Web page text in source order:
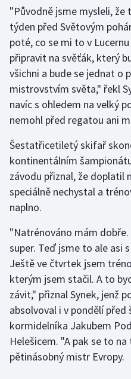
Dostihy
Florbal
Futsal
Golf
Házená
Jezdectví
Judo
Krasobruslení
Lezení
Lyže a snowboard
Moderní pětiboj
Motorsport
"Původně jsme mysleli, že
týden před Světovým
poté, co se mi to v
připravit na svěťák, který
všichni a bude se jednat o
mistrovstvím světa," řekl
navíc s ohledem na velký
nemohl před regatou ani
Šestatřicetiletý skifař
kontinentálním
závodu přiznal, že doplatil
speciálně nechystal a
naplno.
"Natrénováno mám dobře.
super. Teď jsme to ale asi
Ještě ve čtvrtek jsem
kterým jsem stačil. A to
závit," přiznal Synek, jenž
absolvoval i v pondělí
kormidelníka Jakubem
Helešicem. "A pak se to
pětinásobný mistr Evropy.